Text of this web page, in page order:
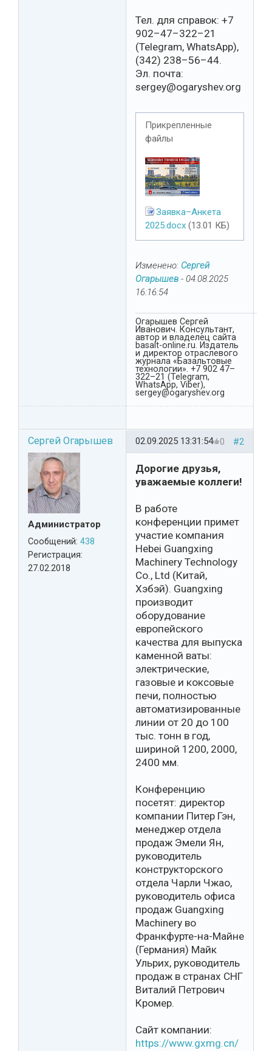
Тел. для справок: +7
902–47–322–21
(Telegram, WhatsApp),
(342) 238–56–44.
Эл. почта:
sergey@ogaryshev.org
Прикрепленные
файлы
Заявка–Анкета
2025.docx (13.01 КБ)
Изменено: Сергей
Огарышев - 04.08.2025
16:16:54
Огарышев Сергей
Иванович. Консультант,
автор и владелец сайта
basalt-online.ru. Издатель
и директор отраслевого
журнала «Базальтовые
технологии». +7 902 47–
322–21 (Telegram,
WhatsApp, Viber),
sergey@ogaryshev.org
Сергей Огарышев
Администратор
Сообщений: 438
Регистрация:
27.02.2018
#2
0
02.09.2025 13:31:54
Дорогие друзья,
уважаемые коллеги!
В работе
конференции примет
участие компания
Hebei Guangxing
Machinery Technology
Co., Ltd (Китай,
Хэбэй). Guangxing
производит
оборудование
европейского
качества для выпуска
каменной ваты:
электрические,
газовые и коксовые
печи, полностью
автоматизированные
линии от 20 до 100
тыс. тонн в год,
шириной 1200, 2000,
2400 мм.
Конференцию
посетят: директор
компании Питер Гэн,
менеджер отдела
продаж Эмели Ян,
руководитель
конструкторского
отдела Чарли Чжао,
руководитель офиса
продаж Guangxing
Machinery во
Франкфурте-на-Майне
(Германия) Майк
Ульрих, руководитель
продаж в странах СНГ
Виталий Петрович
Кромер.
Сайт компании:
https://www.gxmg.cn/